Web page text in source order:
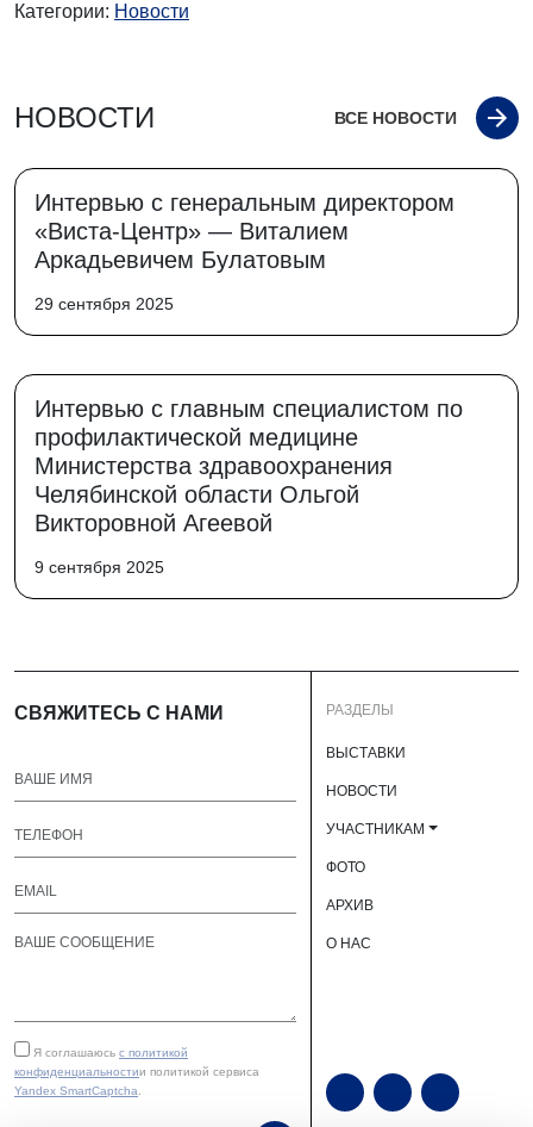
Категории: Новости
НОВОСТИ ВСЕ НОВОСТИ
Интервью с генеральным директором
«Виста-Центр» — Виталием
Аркадьевичем Булатовым
29 сентября 2025
Интервью с главным специалистом по
профилактической медицине
Министерства здравоохранения
Челябинской области Ольгой
Викторовной Агеевой
9 сентября 2025
СВЯЖИТЕСЬ С НАМИ
Я соглашаюсь с политикой
конфиденциальностии политикой сервиса
Yandex SmartCaptcha
РАЗДЕЛЫ
ВЫСТАВКИ
НОВОСТИ
УЧАСТНИКАМ
ФОТО
АРХИВ
О НАС